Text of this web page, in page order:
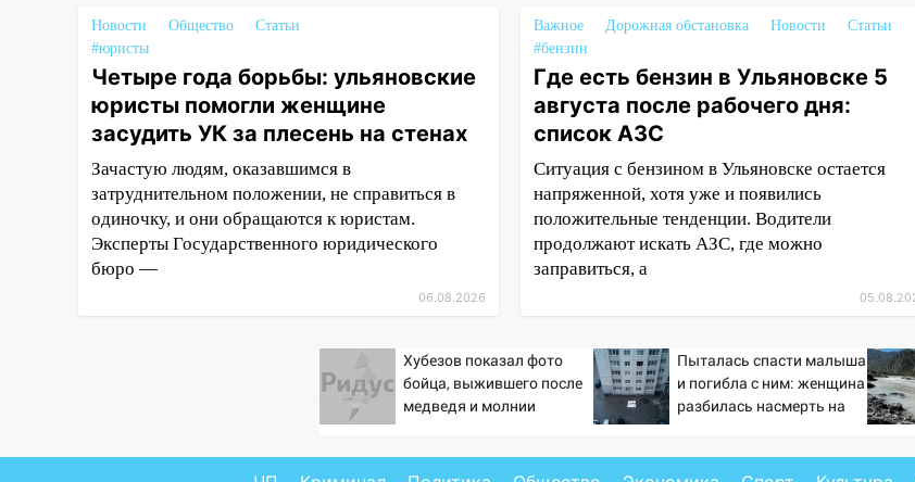
12:28
Миллион на «льготниках»:
в Ульяновской области
перевозчик провернул хитрую
схему с чужими проездными
12:10 Ульяновский алиментщик
накопил 120 тысяч долга
11:49 Снят режим «Ракетная
опасность» на территории
Ульяновской области
11:30
июля 2027 года импорт, выпуск
Соцсети: на Рябикова
автомобиль врезался в забор
10:27 Где есть бензин в
Новости Общество
Статьи
#юристы
Четыре года борьбы: ульяновские
юристы помогли женщине
засудить УК за плесень на стенах
Зачастую людям, оказавшимся в
затруднительном положении, не справиться в
одиночку, и они обращаются к юристам.
Эксперты Государственного юридического
бюро —
06.08.2026
Важное Дорожная обстановка Новости
Статьи
#бензин
Где есть бензин в Ульяновске 5
августа после рабочего дня:
список АЗС
Ситуация с бензином в Ульяновске остается
напряженной, хотя уже и появились
положительные тенденции. Водители
продолжают искать АЗС, где можно
заправиться, а
Хубезов показал фото
бойца, выжившего после
медведя и молнии
Пыталась спасти малыша
и погибла с ним: женщина
разбилась насмерть на